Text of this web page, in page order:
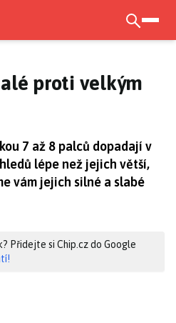
proti velkým
7 až 8 palců dopadají v
lépe než jejich větší,
vám jejich silné a slabé
Přidejte si Chip.cz do Google